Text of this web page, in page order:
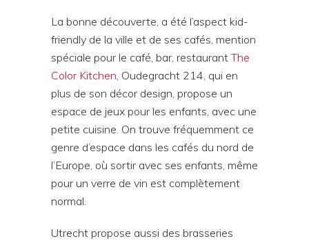
La bonne découverte, a été l’aspect kid-
friendly de la ville et de ses cafés, mention
spéciale pour le café, bar, restaurantThe
Color Kitchen, Oudegracht 214, qui en
plus de son décor design, propose un
espace de jeux pour les enfants, avec une
petite cuisine. On trouve fréquemment ce
genre d’espace dans les cafés du nord de
l’Europe, où sortir avec ses enfants, même
pour un verre de vin est complètement
normal.
Utrecht propose aussi des brasseries